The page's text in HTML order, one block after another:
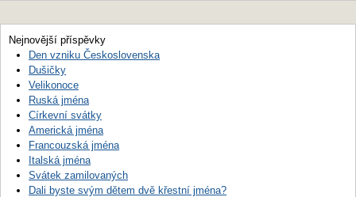
Nejnovější příspěvky
Den vzniku Československa
Dušičky
Velikonoce
Ruská jména
Církevní svátky
Americká jména
Francouzská jména
Italská jména
Svátek zamilovaných
Dali byste svým dětem dvě křestní jména?